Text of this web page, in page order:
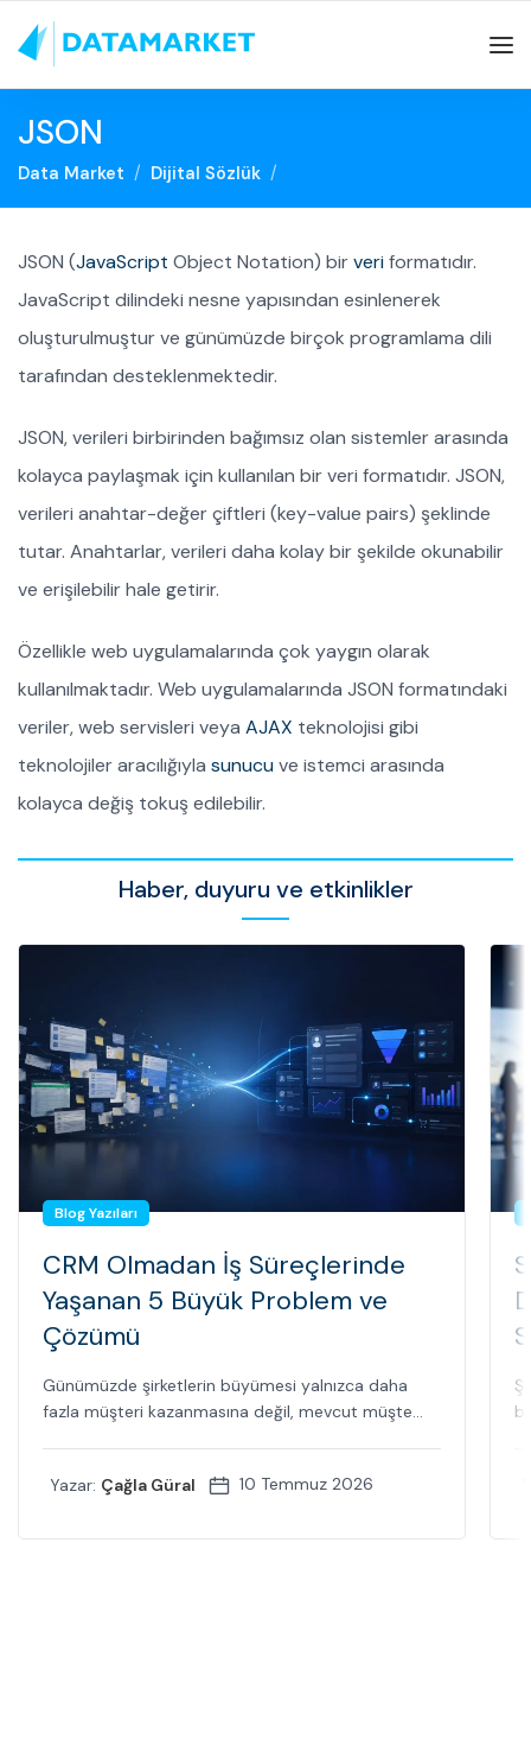
JSON
Data Market Dijital Sözlük
JSON (JavaScript Object Notation) birveriformatıdır.
JavaScript dilindeki nesne yapısından esinlenerek
oluşturulmuştur ve günümüzde birçok programlama dili
tarafından desteklenmektedir.
JSON, verileri birbirinden bağımsız olan sistemler arasında
kolayca paylaşmak için kullanılan bir veri formatıdır. JSON,
verileri anahtar-değer çiftleri (key-value pairs) şeklinde
tutar. Anahtarlar, verileri daha kolay bir şekilde okunabilir
ve erişilebilir hale getirir.
Özellikle web uygulamalarında çok yaygın olarak
kullanılmaktadır. Web uygulamalarında JSON formatındaki
veriler, web servisleri veya AJAX teknolojisi gibi
teknolojiler aracılığıyla sunucuve istemci arasında
kolayca değiş tokuş edilebilir.
Haber, duyuru ve etkinlikler
Blog Yazıları
CRM Olmadan İş Süreçlerinde
Yaşanan 5 Büyük Problem ve
Çözümü
Günümüzde şirketlerin büyümesi yalnızca daha
fazla müşteri kazanmasına değil, mevcut müşte...
Yazar: Çağla Güral 10 Temmuz 2026